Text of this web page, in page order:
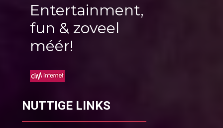
Entertainment,
fun & zoveel
méér!
NUTTIGE LINKS